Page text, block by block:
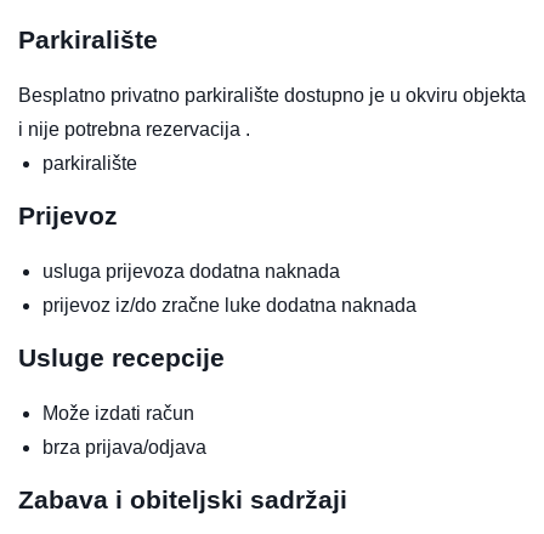
Parkiralište
Besplatno privatno parkiralište dostupno je u okviru objekta
i nije potrebna rezervacija .
parkiralište
Prijevoz
usluga prijevoza dodatna naknada
prijevoz iz/do zračne luke dodatna naknada
Usluge recepcije
Može izdati račun
brza prijava/odjava
Zabava i obiteljski sadržaji